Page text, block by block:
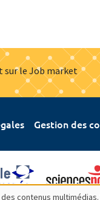
sur le Job market
Gestion des
contenus